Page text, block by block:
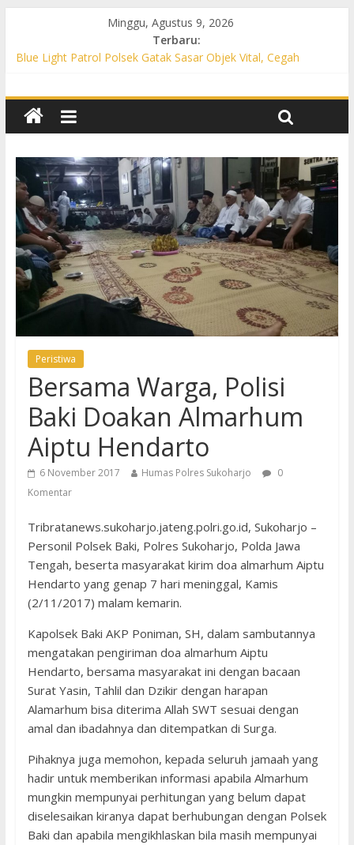
Minggu, Agustus 9, 2026
Terbaru:
Blue Light Patrol Polsek Gatak Sasar Objek Vital, Cegah
Permukiman, Antisipasi 3C dan Gangguan Kamtibmas
Patroli KRYD Polsek Baki Sisir Titik Rawan, Cegah 3C hingga
Patroli Blue Light Polsek Nguter Sasar Perbankan hingga
Permukiman, Antisipasi 3C dan Gangguan Kamtibmas
Blue Light Patrol Polsek Tawangsari Sisir Belasan Desa, Cegah
Kejahatan 3C dan Gangguan Kamtibmas
Peristiwa
Bersama Warga, Polisi
Baki Doakan Almarhum
Aiptu Hendarto
6 November 2017 Humas Polres Sukoharjo
0
Komentar
Tribratanews.sukoharjo.jateng.polri.go.id, Sukoharjo –
Personil Polsek Baki, Polres Sukoharjo, Polda Jawa
Tengah, beserta masyarakat kirim doa almarhum Aiptu
Hendarto yang genap 7 hari meninggal, Kamis
(2/11/2017) malam kemarin.
Kapolsek Baki AKP Poniman, SH, dalam sambutannya
mengatakan pengiriman doa almarhum Aiptu
Hendarto, bersama masyarakat ini dengan bacaan
Surat Yasin, Tahlil dan Dzikir dengan harapan
Alamarhum bisa diterima Allah SWT sesuai dengan
amal dan ibadahnya dan ditempatkan di Surga.
Pihaknya juga memohon, kepada seluruh jamaah yang
hadir untuk memberikan informasi apabila Almarhum
mungkin mempunyai perhitungan yang belum dapat
diselesaikan kiranya dapat berhubungan dengan Polsek
Baki dan apabila mengikhlaskan bila masih mempunyai